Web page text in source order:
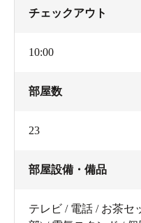
チェックアウト
10:00
部屋数
23
部屋設備・備品
テレビ / 電話 / お茶セ